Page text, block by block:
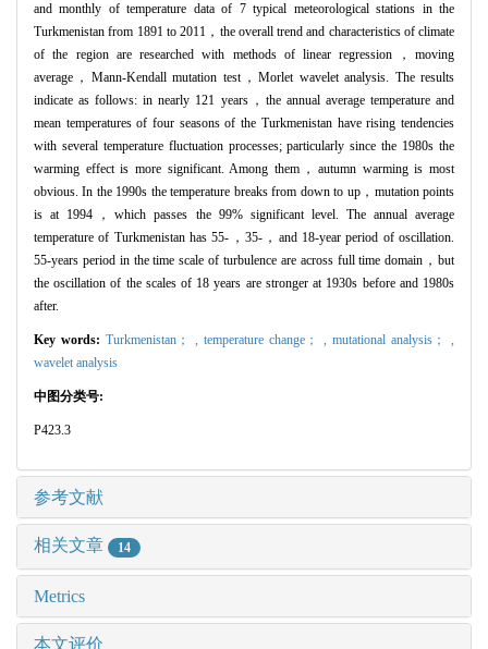
and monthly of temperature data of 7 typical meteorological stations in the
Turkmenistan from 1891 to 2011，the overall trend and characteristics of climate
of the region are researched with methods of linear regression，moving
average，Mann-Kendall mutation test，Morlet wavelet analysis. The results
indicate as follows: in nearly 121 years，the annual average temperature and
mean temperatures of four seasons of the Turkmenistan have rising tendencies
with several temperature fluctuation processes; particularly since the 1980s the
warming effect is more significant. Among them，autumn warming is most
obvious. In the 1990s the temperature breaks from down to up，mutation points
is at 1994，which passes the 99% significant level. The annual average
temperature of Turkmenistan has 55-，35-，and 18-year period of oscillation.
55-years period in the time scale of turbulence are across full time domain，but
the oscillation of the scales of 18 years are stronger at 1930s before and 1980s
after.
Key words: Turkmenistan； , temperature change； , mutational analysis； ,
wavelet analysis
中图分类号:
P423.3
参考文献
相关文章 14
Metrics
本文评价